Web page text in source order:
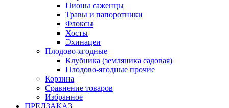
Пионы саженцы
Травы и папоротники
Флоксы
Хосты
Эхинацеи
Плодово-ягодные
Клубника (земляника садовая)
Плодово-ягодные прочие
Корзина
Сравнение товаров
Избранное
ПРЕДЗАКАЗ